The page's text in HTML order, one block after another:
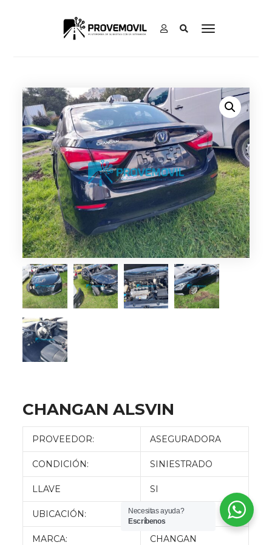
CHANGAN ALSVIN
PROVEEDOR: ASEGURADORA
CONDICIÓN: SINIESTRADO
LLAVE SI
UBICACIÓN: QUITO
MARCA: CHANGAN
Necesitas ayuda?
Escríbenos